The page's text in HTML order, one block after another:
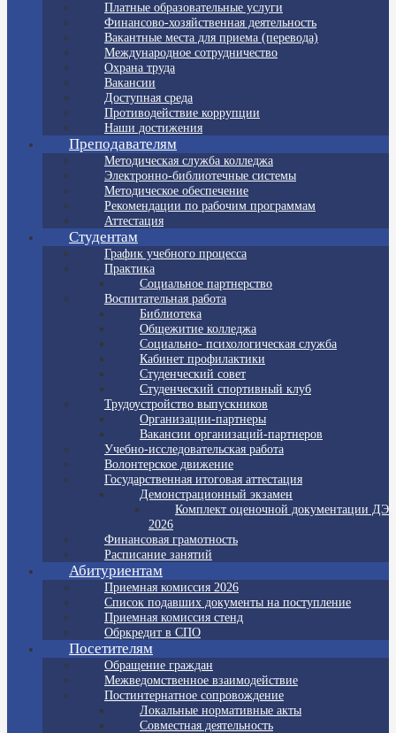
Платные образовательные услуги
Финансово-хозяйственная деятельность
Вакантные места для приема (перевода)
Международное сотрудничество
Охрана труда
Вакансии
Доступная среда
Противодействие коррупции
Наши достижения
Преподавателям
Методическая служба колледжа
Электронно-библиотечные системы
Методическое обеспечение
Рекомендации по рабочим программам
Аттестация
Студентам
График учебного процесса
Практика
Социальное партнерство
Воспитательная работа
Библиотека
Общежитие колледжа
Социально- психологическая служба
Кабинет профилактики
Студенческий совет
Студенческий спортивный клуб
Трудоустройство выпускников
Организации-партнеры
Вакансии организаций-партнеров
Учебно-исследовательская работа
Волонтерское движение
Государственная итоговая аттестация
Демонстрационный экзамен
Комплект оценочной документации ДЭ
2026
Финансовая грамотность
Расписание занятий
Абитуриентам
Приемная комиссия 2026
Список подавших документы на поступление
Приемная комиссия стенд
Обркредит в СПО
Посетителям
Обращение граждан
Межведомственное взаимодействие
Постинтернатное сопровождение
Локальные нормативные акты
Совместная деятельность